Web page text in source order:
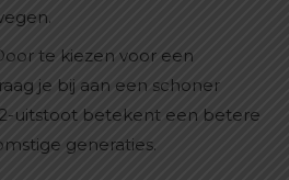
te kiezen voor een
je bij aan een schoner
uitstoot betekent een betere
generaties.